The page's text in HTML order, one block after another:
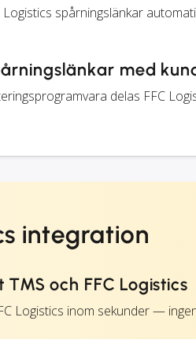
spårningslänkar
med
delas FFC
integration
och FFC Logistics
Logistics inom sekunder —